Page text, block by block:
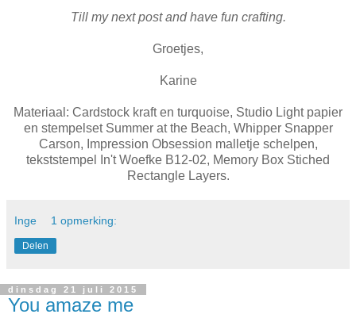
Till my next post and have fun crafting.
Groetjes,
Karine
Materiaal: Cardstock kraft en turquoise, Studio Light papier
en stempelset Summer at the Beach, Whipper Snapper
Carson, Impression Obsession malletje schelpen,
tekststempel In't Woefke B12-02, Memory Box Stiched
RectangleLayers.
Inge 1 opmerking:
Delen
dinsdag 21 juli 2015
You amaze me